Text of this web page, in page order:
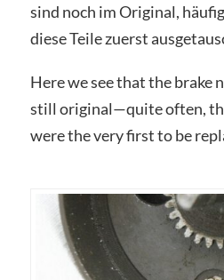
sind noch im Original,
diese Teile zuerst
Here we see that the brake
still original—quite often,
were the very first to be